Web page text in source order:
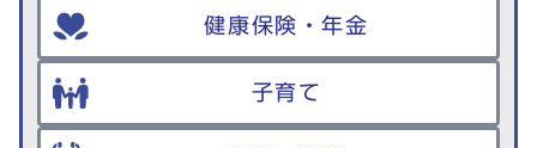
健康保険・年金
子育て